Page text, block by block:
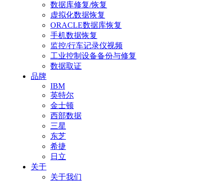
数据库修复/恢复
虚拟化数据恢复
ORACLE数据库恢复
手机数据恢复
监控/行车记录仪视频
工业控制设备备份与修复
数据取证
品牌
IBM
英特尔
金士顿
西部数据
三星
东芝
希捷
日立
关于
关于我们